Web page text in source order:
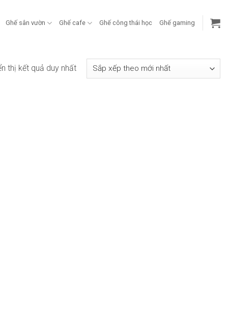
Ghế sân vườn Ghế cafe Ghế công thái học Ghế gaming
thị kết quả duy nhất